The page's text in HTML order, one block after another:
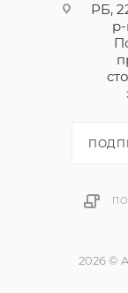
РБ,
2026 ©